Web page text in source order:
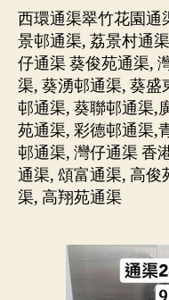
西環通渠翠竹花園通
景邨通渠, 荔景村通
仔通渠 葵俊苑通渠,
渠, 葵湧邨通渠, 葵盛
邨通渠, 葵聯邨通渠,
苑通渠, 彩德邨通渠,
邨通渠, 灣仔通渠 香
通渠, 頌富通渠, 高俊
渠, 高翔苑通渠